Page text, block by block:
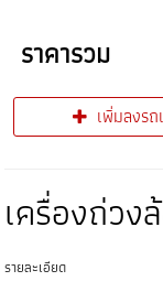
ราคารวม
เพิ่มลงรถ
เครื่องถ่วง
รายละเอียด